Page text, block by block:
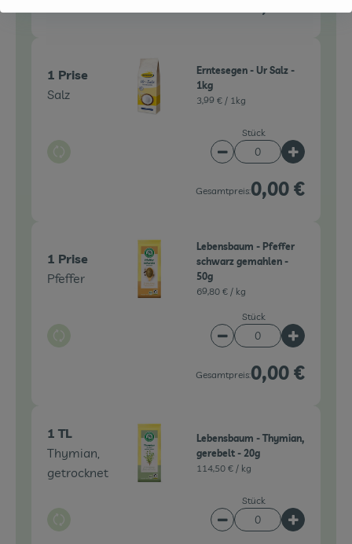
1 Prise
Salz
Auswahl ändern
Erntesegen - Ur Salz -
1kg
3,99 € / 1kg
Stück
Artikelanzahl
Gesamtpreis:0,00 €
1 Prise
Pfeffer
Auswahl ändern
Lebensbaum - Pfeffer
schwarz gemahlen -
50g
69,80 € / kg
Stück
Artikelanzahl
Gesamtpreis:0,00 €
1 TL
Thymian,
getrocknet
Auswahl ändern
Lebensbaum - Thymian,
gerebelt - 20g
114,50 € / kg
Stück
Artikelanzahl